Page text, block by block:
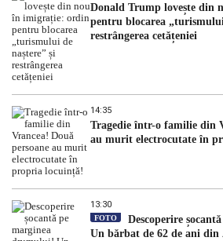
Donald Trump lovește din
pentru blocarea
restrângerea cetățeniei
14:35
Tragedie într-o familie din
au murit electrocutate în
13:30
FOTO
Descoperire
Un bărbat de 62 de ani din